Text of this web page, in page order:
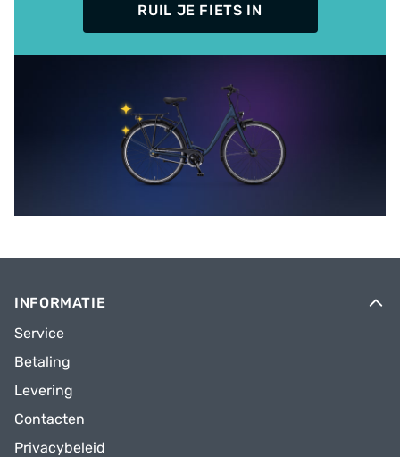
RUIL JE FIETS IN
INFORMATIE
Service
Betaling
Levering
Contacten
Privacybeleid